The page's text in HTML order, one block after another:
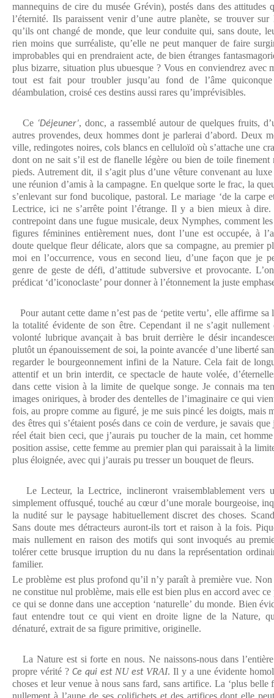
mannequins de cire du musée Grévin), postés dans des attitudes
l’éternité. Ils paraissent venir d’une autre planète, se trouver
qu’ils ont changé de monde, que leur conduite qui, sans doute,
rien moins que surréaliste, qu’elle ne peut manquer de faire
improbables qui en prendraient acte, de bien étranges
plus bizarre, situation plus ubuesque ? Vous en conviendrez avec
tout est fait pour troubler jusqu’au fond de l’âme
déambulation, croisé ces destins aussi rares qu’imprévisibles.
Ce ‘Déjeuner’, donc, a rassemblé autour de quelques fruits,
autres provendes, deux hommes dont je parlerai d’abord. Deux
ville, redingotes noires, cols blancs en celluloïd où s’attache une
dont on ne sait s’il est de flanelle légère ou bien de toile finement
pieds. Autrement dit, il s’agit plus d’une vêture convenant au
une réunion d’amis à la campagne. En quelque sorte le frac, la
s’enlevant sur fond bucolique, pastoral. Le mariage ‘de la carpe
Lectrice, ici ne s’arrête point l’étrange. Il y a bien mieux à dire.
contrepoint dans une fugue musicale, deux Nymphes, comment
figures féminines entièrement nues, dont l’une est occupée, à
doute quelque fleur délicate, alors que sa compagne, au premier
moi en l’occurrence, vous en second lieu, d’une façon que je
genre de geste de défi, d’attitude subversive et provocante.
prédicat ‘d’iconoclaste’ pour donner à l’étonnement la juste
Pour autant cette dame n’est pas de ‘petite vertu’, elle affirme
la totalité évidente de son être. Cependant il ne s’agit nullement
volonté lubrique avançait à bas bruit derrière le désir
plutôt un épanouissement de soi, la pointe avancée d’une liberté
regarder le bourgeonnement infini de la Nature. Cela fait de
attentif et un brin interdit, ce spectacle de haute volée,
dans cette vision à la limite de quelque songe. Je connais ma
images oniriques, à broder des dentelles de l’imaginaire ce qui
fois, au propre comme au figuré, je me suis pincé les doigts, mais
des êtres qui s’étaient posés dans ce coin de verdure, je savais
réel était bien ceci, que j’aurais pu toucher de la main, cet
position assise, cette femme au premier plan qui paraissait à la
plus éloignée, avec qui j’aurais pu tresser un bouquet de fleurs.
Le Lecteur, la Lectrice, inclineront vraisemblablement vers
simplement offusqué, touché au cœur d’une morale bourgeoise,
la nudité sur le paysage habituellement discret des choses.
Sans doute mes détracteurs auront-ils tort et raison à la fois.
mais nullement en raison des motifs qui sont invoqués au
tolérer cette brusque irruption du nu dans la représentation
familier.
Le problème est plus profond qu’il n’y paraît à première vue.
ne constitue nul problème, mais elle est bien plus en accord avec ce
ce qui se donne dans une acception ‘naturelle’ du monde. Bien
faut entendre tout ce qui vient en droite ligne de la Nature,
dénaturé, extrait de sa figure primitive, originelle.
La Nature est si forte en nous. Ne naissons-nous dans
propre vérité ? Ce qui est NU est VRAI. Il y a une évidente
choses et leur venue à nous sans fard, sans artifice. La ‘plus belle
nullement à l’aune de ses colifichets et des artifices dont elle